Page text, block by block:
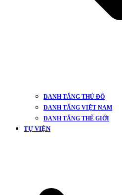
DANH TĂNG THỦ ĐÔ
DANH TĂNG VIỆT NAM
DANH TĂNG THẾ GIỚI
TỰ VIỆN